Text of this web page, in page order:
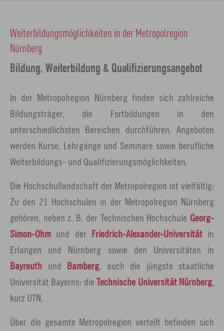
Bildung, Weiterbildung & Qualifizierungsangebot
Weiterbildungsmöglichkeiten in der Metropolregion
Nürnberg
In der Metropolregion Nürnberg finden sich zahlreiche
Bildungsträger, die Fortbildungen in den
unterschiedlichsten Bereichen durchführen. Angeboten
werden Kurse, Lehrgänge und Seminare sowie berufliche
Weiterbildungs- und Qualifizierungsmöglichkeiten.
Die Hochschullandschaft der Metropolregion ist vielfältig:
Zu den 21 Hochschulen in der Metropolregion Nürnberg
gehören, neben z. B. der Technischen Hochschule Georg-
Simon-Ohm und der Friedrich-Alexander-Universitätin
Erlangen und Nürnberg sowie den Universitäten in
Bayreuth und Bamberg, auch die jüngste staatliche
Universität Bayerns: dieTechnische Universität Nürnberg,
kurz UTN.
Über die gesamte Metropolregion verteilt befinden sich